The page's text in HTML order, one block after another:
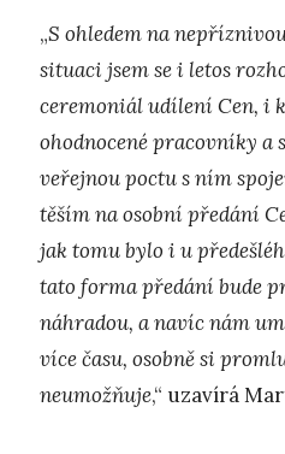
„S ohledem na
situaci jsem se i letos
ceremoniál udílení Cen, i
ohodnocené pracovníky a
veřejnou poctu s ním
těším na osobní předání
jak tomu bylo i u
tato forma předání bude
náhradou, a navíc nám
více času, osobně si
neumožňuje,“ uzavírá